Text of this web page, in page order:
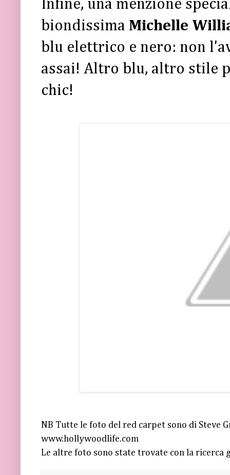
Infine, una menzione
biondissima Michelle
blu elettrico e nero: non
assai! Altro blu, altro stile
chic!
NB Tutte le foto del red carpet sono di Steve
www.hollywoodlife.com
Le altre foto sono state trovate con la